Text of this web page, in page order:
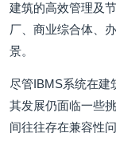
建筑的高效管理及
厂、商业综合体、
景。
尽管IBMS系统在建
其发展仍面临一些
间往往存在兼容性